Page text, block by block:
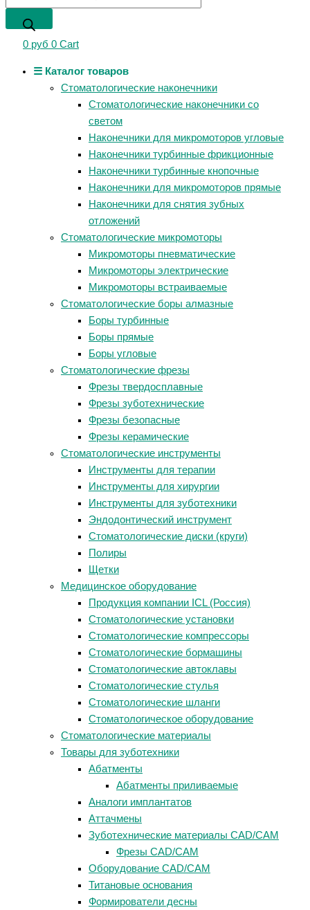
0 руб 0 Cart
☰ Каталог товаров
Стоматологические наконечники
Стоматологические наконечники со
светом
Наконечники для микромоторов угловые
Наконечники турбинные фрикционные
Наконечники турбинные кнопочные
Наконечники для микромоторов прямые
Наконечники для снятия зубных
отложений
Стоматологические микромоторы
Микромоторы пневматические
Микромоторы электрические
Микромоторы встраиваемые
Стоматологические боры алмазные
Боры турбинные
Боры прямые
Боры угловые
Стоматологические фрезы
Фрезы твердосплавные
Фрезы зуботехнические
Фрезы безопасные
Фрезы керамические
Стоматологические инструменты
Инструменты для терапии
Инструменты для хирургии
Инструменты для зуботехники
Эндодонтический инструмент
Стоматологические диски (круги)
Полиры
Щетки
Медицинское оборудование
Продукция компании ICL (Россия)
Стоматологические установки
Стоматологические компрессоры
Стоматологические бормашины
Стоматологические автоклавы
Стоматологические стулья
Стоматологические шланги
Стоматологическое оборудование
Стоматологические материалы
Товары для зуботехники
Абатменты
Абатменты приливаемые
Аналоги имплантатов
Аттачмены
Зуботехнические материалы CAD/CAM
Фрезы CAD/CAM
Оборудование CAD/CAM
Титановые основания
Формирователи десны